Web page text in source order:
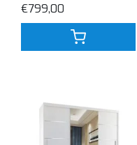
€799,00